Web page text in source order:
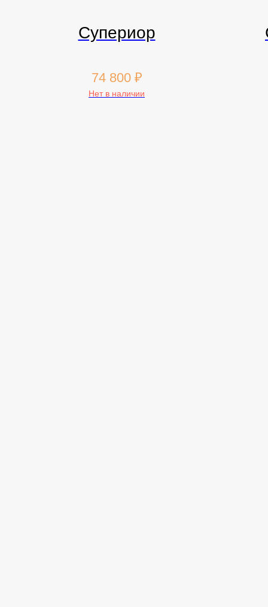
Супериор
74 800 ₽
Нет в наличии